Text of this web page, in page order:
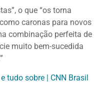
o que “os torna
caronas para novos
combinação perfeita de
muito bem-sucedida
tudo sobre | CNN Brasil